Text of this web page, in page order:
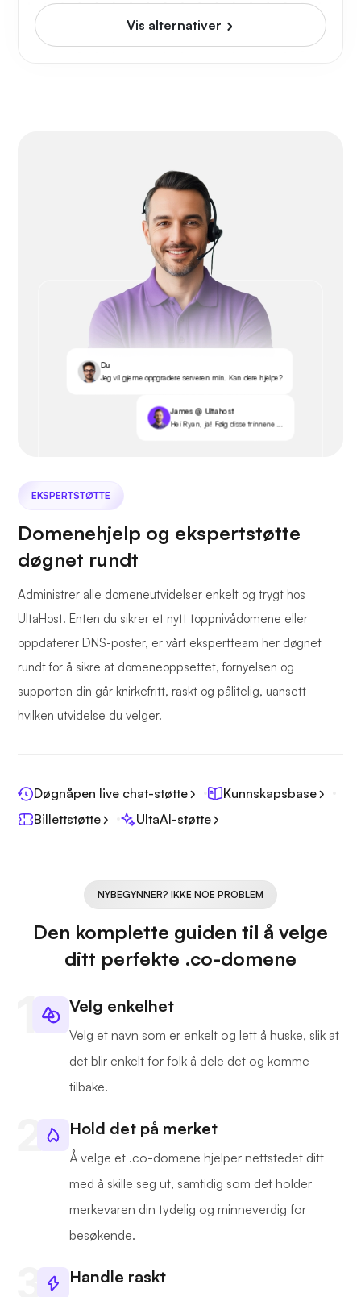
Vis alternativer
Du
Jeg vil gjerne oppgradere serveren min. Kan dere hjelpe?
James @ Ultahost
Hei Ryan, ja! Følg disse trinnene ...
EKSPERTSTØTTE
Domenehjelp og ekspertstøtte
døgnet rundt
Administrer alle domeneutvidelser enkelt og trygt hos
UltaHost. Enten du sikrer et nytt toppnivådomene eller
oppdaterer DNS-poster, er vårt ekspertteam her døgnet
rundt for å sikre at domeneoppsettet, fornyelsen og
supporten din går knirkefritt, raskt og pålitelig, uansett
hvilken utvidelse du velger.
Døgnåpen live chat-støtte
Kunnskapsbase
Billettstøtte
UltaAI-støtte
NYBEGYNNER? IKKE NOE PROBLEM
Den komplette guiden til å velge
ditt perfekte .co-domene
Velg enkelhet
Velg et navn som er enkelt og lett å huske, slik at
det blir enkelt for folk å dele det og komme
tilbake.
Hold det på merket
Å velge et .co-domene hjelper nettstedet ditt
med å skille seg ut, samtidig som det holder
merkevaren din tydelig og minneverdig for
besøkende.
Handle raskt